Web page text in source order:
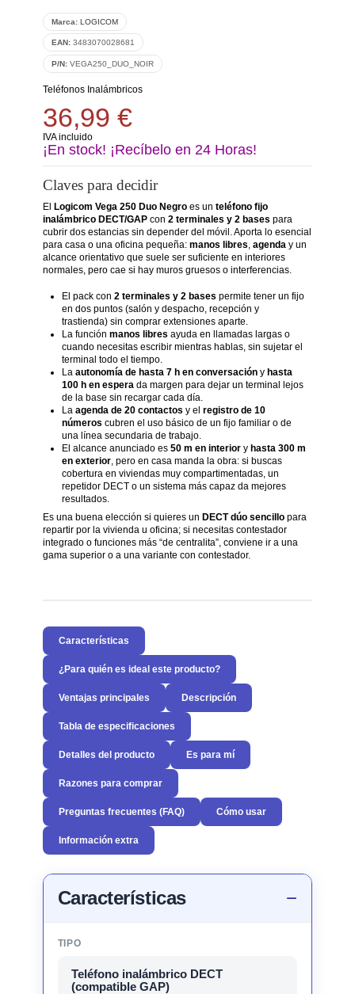
Marca: LOGICOM
EAN: 3483070028681
P/N: VEGA250_DUO_NOIR
Teléfonos Inalámbricos
36,99 €
IVA incluido
¡En stock! ¡Recíbelo en 24 Horas!
Claves para decidir
El Logicom Vega 250 Duo Negroes un teléfono fijo
inalámbrico DECT/GAPcon 2 terminales y 2 bases para
cubrir dos estancias sin depender del móvil. Aporta lo esencial
para casa o una oficina pequeña: manos libres, agenday un
alcance orientativo que suele ser suficiente en interiores
normales, pero cae si hay muros gruesos o interferencias.
El pack con 2 terminales y 2 bases permite tener un fijo
en dos puntos (salón y despacho, recepción y
trastienda) sin comprar extensiones aparte.
La función manos libres ayuda en llamadas largas o
cuando necesitas escribir mientras hablas, sin sujetar el
terminal todo el tiempo.
La autonomía de hasta 7 h en conversacióny hasta
100 h en espera da margen para dejar un terminal lejos
de la base sin recargar cada día.
La agenda de 20 contactos y el registro de 10
números cubren el uso básico de un fijo familiar o de
una línea secundaria de trabajo.
El alcance anunciado es 50 m en interiory hasta 300 m
en exterior, pero en casa manda la obra: si buscas
cobertura en viviendas muy compartimentadas, un
repetidor DECT o un sistema más capaz da mejores
resultados.
Es una buena elección si quieres un DECT dúo sencillopara
repartir por la vivienda u oficina; si necesitas contestador
integrado o funciones más “de centralita”, conviene ir a una
gama superior o a una variante con contestador.
Características
¿Para quién es ideal este producto?
Ventajas principales Descripción
Tabla de especificaciones
Detalles del producto Es para mí
Razones para comprar
Preguntas frecuentes (FAQ) Cómo usar
Información extra
Características
TIPO
Teléfono inalámbrico DECT
(compatible GAP)